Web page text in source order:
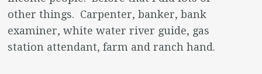
other things. Carpenter, banker, bank
examiner, white water river guide, gas
station attendant, farm and ranch hand.